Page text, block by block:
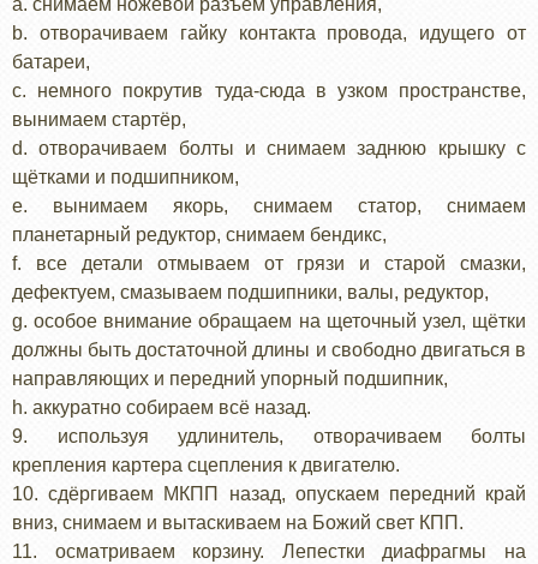
b. отворачиваем гайку контакта провода, идущего от
батареи,
c. немного покрутив туда-сюда в узком пространстве,
вынимаем стартёр,
d. отворачиваем болты и снимаем заднюю крышку с
щётками и подшипником,
e. вынимаем якорь, снимаем статор, снимаем
планетарный редуктор, снимаем бендикс,
f. все детали отмываем от грязи и старой смазки,
дефектуем, смазываем подшипники, валы, редуктор,
g. особое внимание обращаем на щеточный узел, щётки
должны быть достаточной длины и свободно двигаться в
направляющих и передний упорный подшипник,
h. аккуратно собираем всё назад.
9. используя удлинитель, отворачиваем болты
крепления картера сцепления к двигателю.
10. сдёргиваем МКПП назад, опускаем передний край
вниз, снимаем и вытаскиваем на Божий свет КПП.
11. осматриваем корзину. Лепестки диафрагмы на